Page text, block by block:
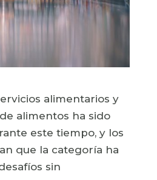
alimentarios y
alimentos ha sido
este tiempo, y los
que la categoría ha
sin